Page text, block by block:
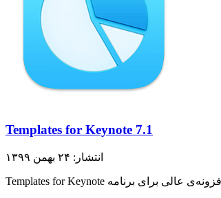
Templates for Keynote 7.1
انتشار: ۲۴ بهمن ۱۳۹۹